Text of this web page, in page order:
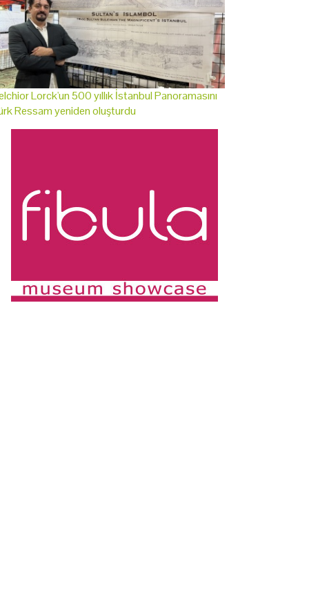
Lorck'un 500 yıllık İstanbul Panoramasını
Ressam yeniden oluşturdu